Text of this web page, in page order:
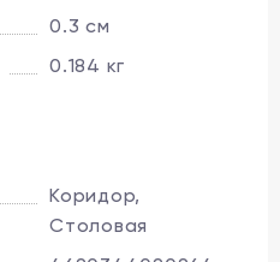
0.3 см
0.184 кг
Коридор,
Столовая